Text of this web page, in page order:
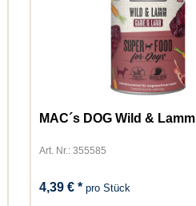
MAC´s DOG Wild & Lamm
Art. Nr.: 355585
4,39 € *pro Stück